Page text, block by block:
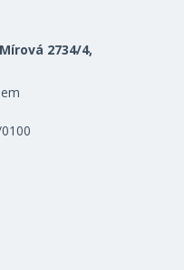
2734/4,